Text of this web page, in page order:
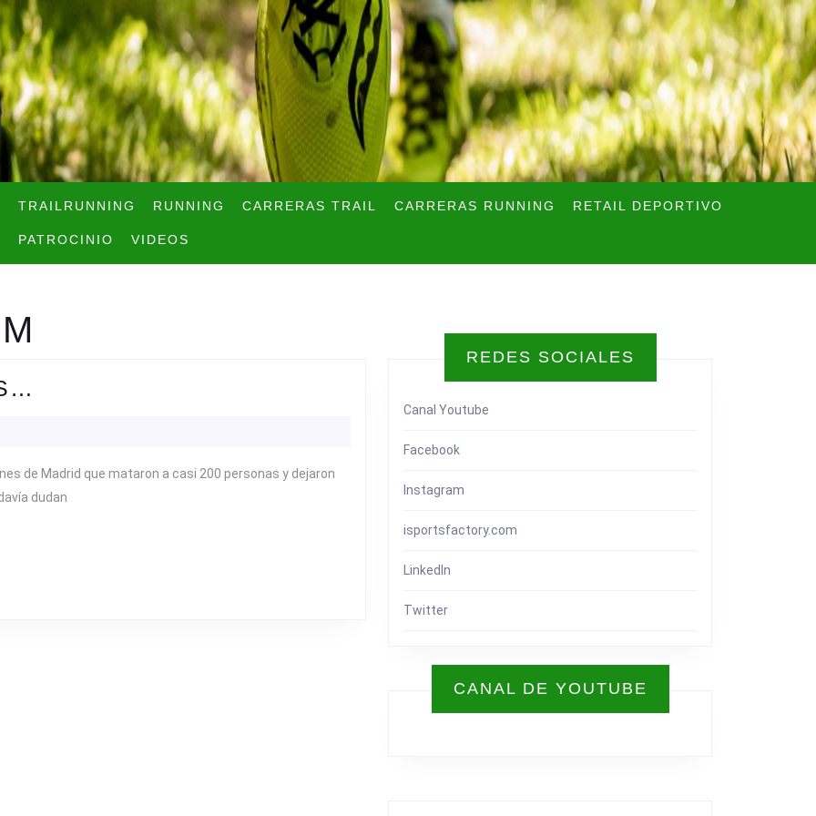
TRAILRUNNING RUNNING CARRERAS TRAIL CARRERAS RUNNING RETAIL DEPORTIVO
PATROCINIO VIDEOS
AÑOS
DESPUÉS…
de Madrid que mataron a casi 200 personas y dejaron
dudan
REDES SOCIALES
Canal Youtube
Facebook
Instagram
isportsfactory.com
LinkedIn
Twitter
CANAL DE YOUTUBE